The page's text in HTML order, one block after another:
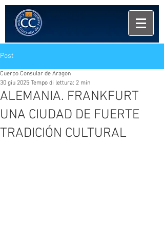
Post
ALEMANIA. FRANKFURT
UNA CIUDAD DE FUERTE
TRADICIÓN CULTURAL
Cuerpo Consular de Aragon
30 giu 2025 Tempo di lettura: 2 min